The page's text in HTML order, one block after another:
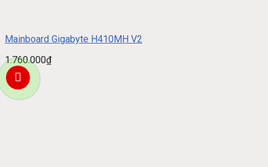
Mainboard Gigabyte H410MH V2
1.760.000₫